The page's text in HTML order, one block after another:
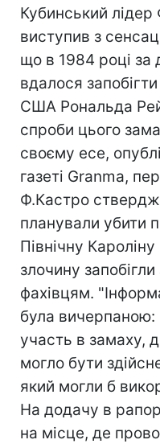
Кубинський
виступив з
що в 1984 році за
вдалося
США Рональда
спроби цього
своєму есе,
газеті Granma,
Ф.Кастро
планували убити
Північну
злочину
фахівцям.
була вичерпаною:
участь в замаху,
могло бути
який могли б
На додачу в
на місце, де